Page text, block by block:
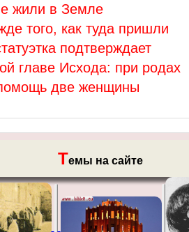
жили в Земле
того, как туда пришли
подтверждает
главе Исхода: при родах
две женщины
Темы на сайте